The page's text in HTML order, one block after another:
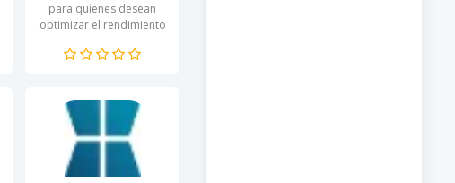
para quienes desean
optimizar el rendimiento
aplicación se centra en